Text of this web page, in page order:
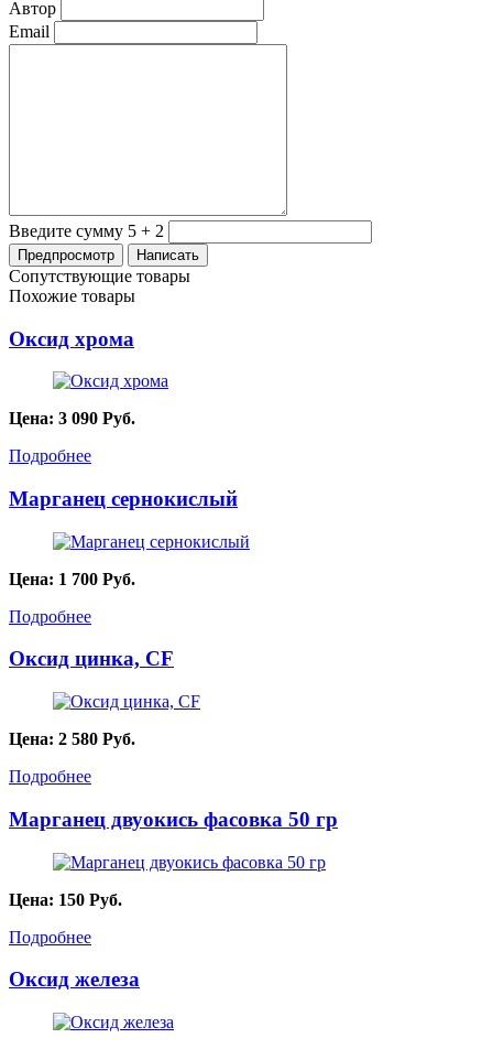
Автор
Email
Введите сумму 5 + 2
Сопутствующие товары
Похожие товары
Оксид хрома
Цена: 3 090 Руб.
Подробнее
Марганец сернокислый
Цена: 1 700 Руб.
Подробнее
Оксид цинка, CF
Цена: 2 580 Руб.
Подробнее
Марганец двуокись фасовка 50 гр
Цена: 150 Руб.
Подробнее
Оксид железа